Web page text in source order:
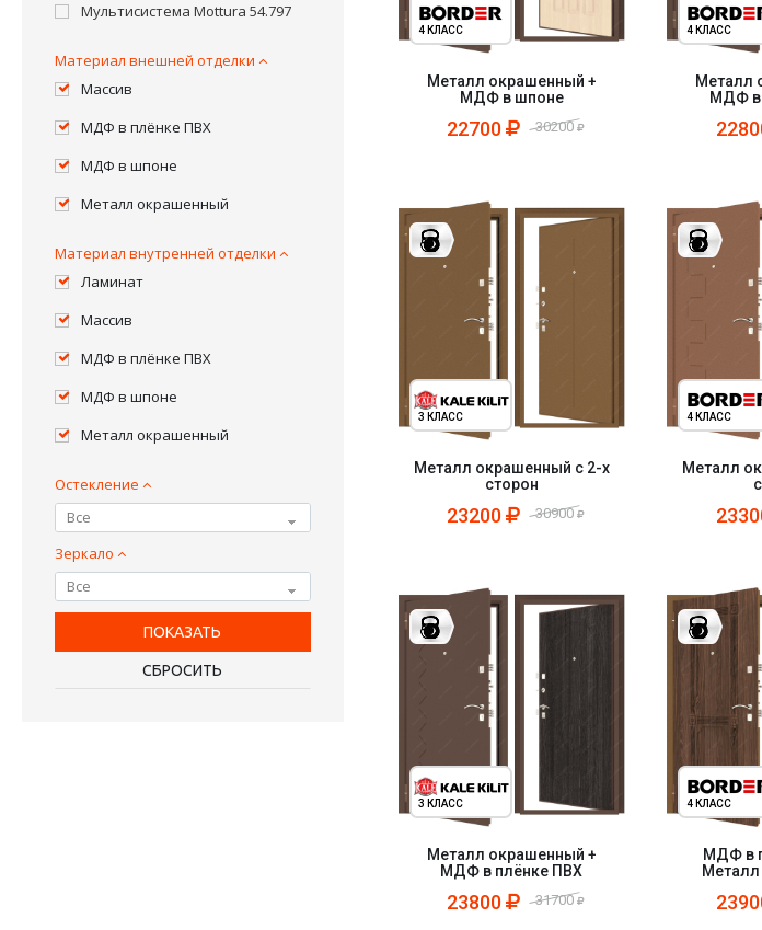
Мультисистема Mottura 54.797
Материал внешней отделки
Массив
МДФ в плёнке ПВХ
МДФ в шпоне
Металл окрашенный
Материал внутренней отделки
Ламинат
Массив
МДФ в плёнке ПВХ
МДФ в шпоне
Металл окрашенный
Остекление
Все
Зеркало
Все
4 КЛАСС
Металл окрашенный +
МДФ в шпоне
22700 30200
4 КЛАСС
Металл
МДФ в
3 КЛАСС
Металл окрашенный с 2-х
сторон
23200 30900
4 КЛАСС
Металл
3 КЛАСС
Металл окрашенный +
МДФ в плёнке ПВХ
23800 31700
4 КЛАСС
МДФ в